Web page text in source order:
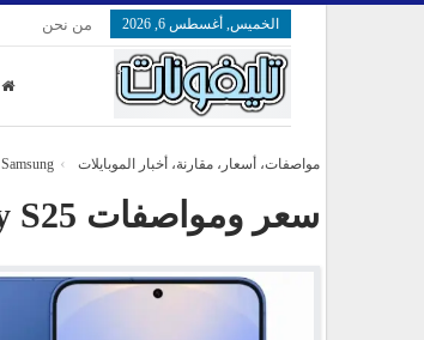
الخميس, أغسطس 6, 2026 من نحن
مواصفات، أسعار، مقارنة، أخبار الموبايلات Samsung
سعر ومواصفات Samsung Galaxy S25